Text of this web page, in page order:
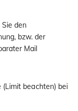
den
bzw. der
Mail
beachten) bei